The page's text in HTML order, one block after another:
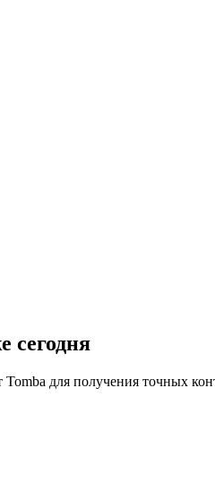
сегодня
для получения точных